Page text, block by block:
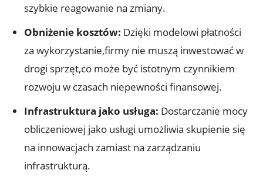
szybkie reagowanie na zmiany.
Obniżenie kosztów: Dzięki modelowi płatności
za wykorzystanie,firmy nie muszą inwestować w
drogi sprzęt,co może być istotnym czynnikiem
rozwoju w czasach niepewności finansowej.
Infrastruktura jako usługa: Dostarczanie mocy
obliczeniowej jako usługi umożliwia skupienie się
na innowacjach zamiast na zarządzaniu
infrastrukturą.